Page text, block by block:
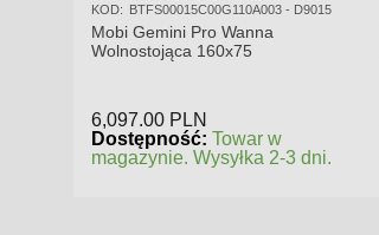
KOD: BTFS00015C00G110A003 - D9015
Mobi Gemini Pro Wanna
Wolnostojąca 160x75
6,097.00 PLN
Dostępność: Towar w
magazynie. Wysyłka 2-3 dni.